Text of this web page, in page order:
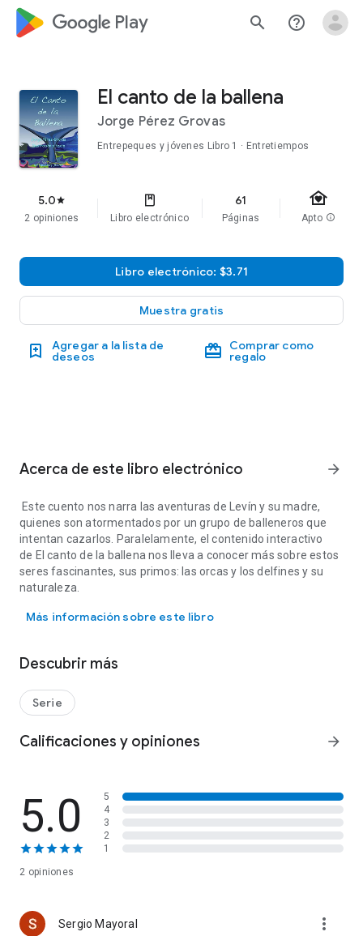
google_logo Play search help_outline
El canto de la ballena
Jorge Pérez Grovas
Entrepeques y jóvenes Libro 1 · Entretiempos
5.0star
2 opiniones Libro electrónico
61
Páginas
family_home
Apto info
Libro electrónico: $3.71
Muestra gratis
Agregar a la lista de
deseos
Comprar como
regalo
Acerca de este libro electrónico arrow_forward
Este cuento nos narra las aventuras de Levín y su madre,
quienes son atormentados por un grupo de balleneros que
intentan cazarlos. Paralelamente, el contenido interactivo
de El canto de la ballena nos lleva a conocer más sobre estos
seres fascinantes, sus primos: las orcas y los delfines y su
naturaleza.
Más información sobre este libro
Descubrir más
Serie
Calificaciones y opiniones arrow_forward
5.0
2 opiniones
5
4
3
2
1
Sergio Mayoral more_vert